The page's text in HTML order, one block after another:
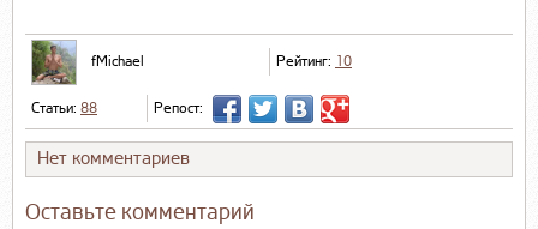
fMichael Рейтинг: 10
Статьи: 88 Репост:
Нет комментариев
Оставьте комментарий